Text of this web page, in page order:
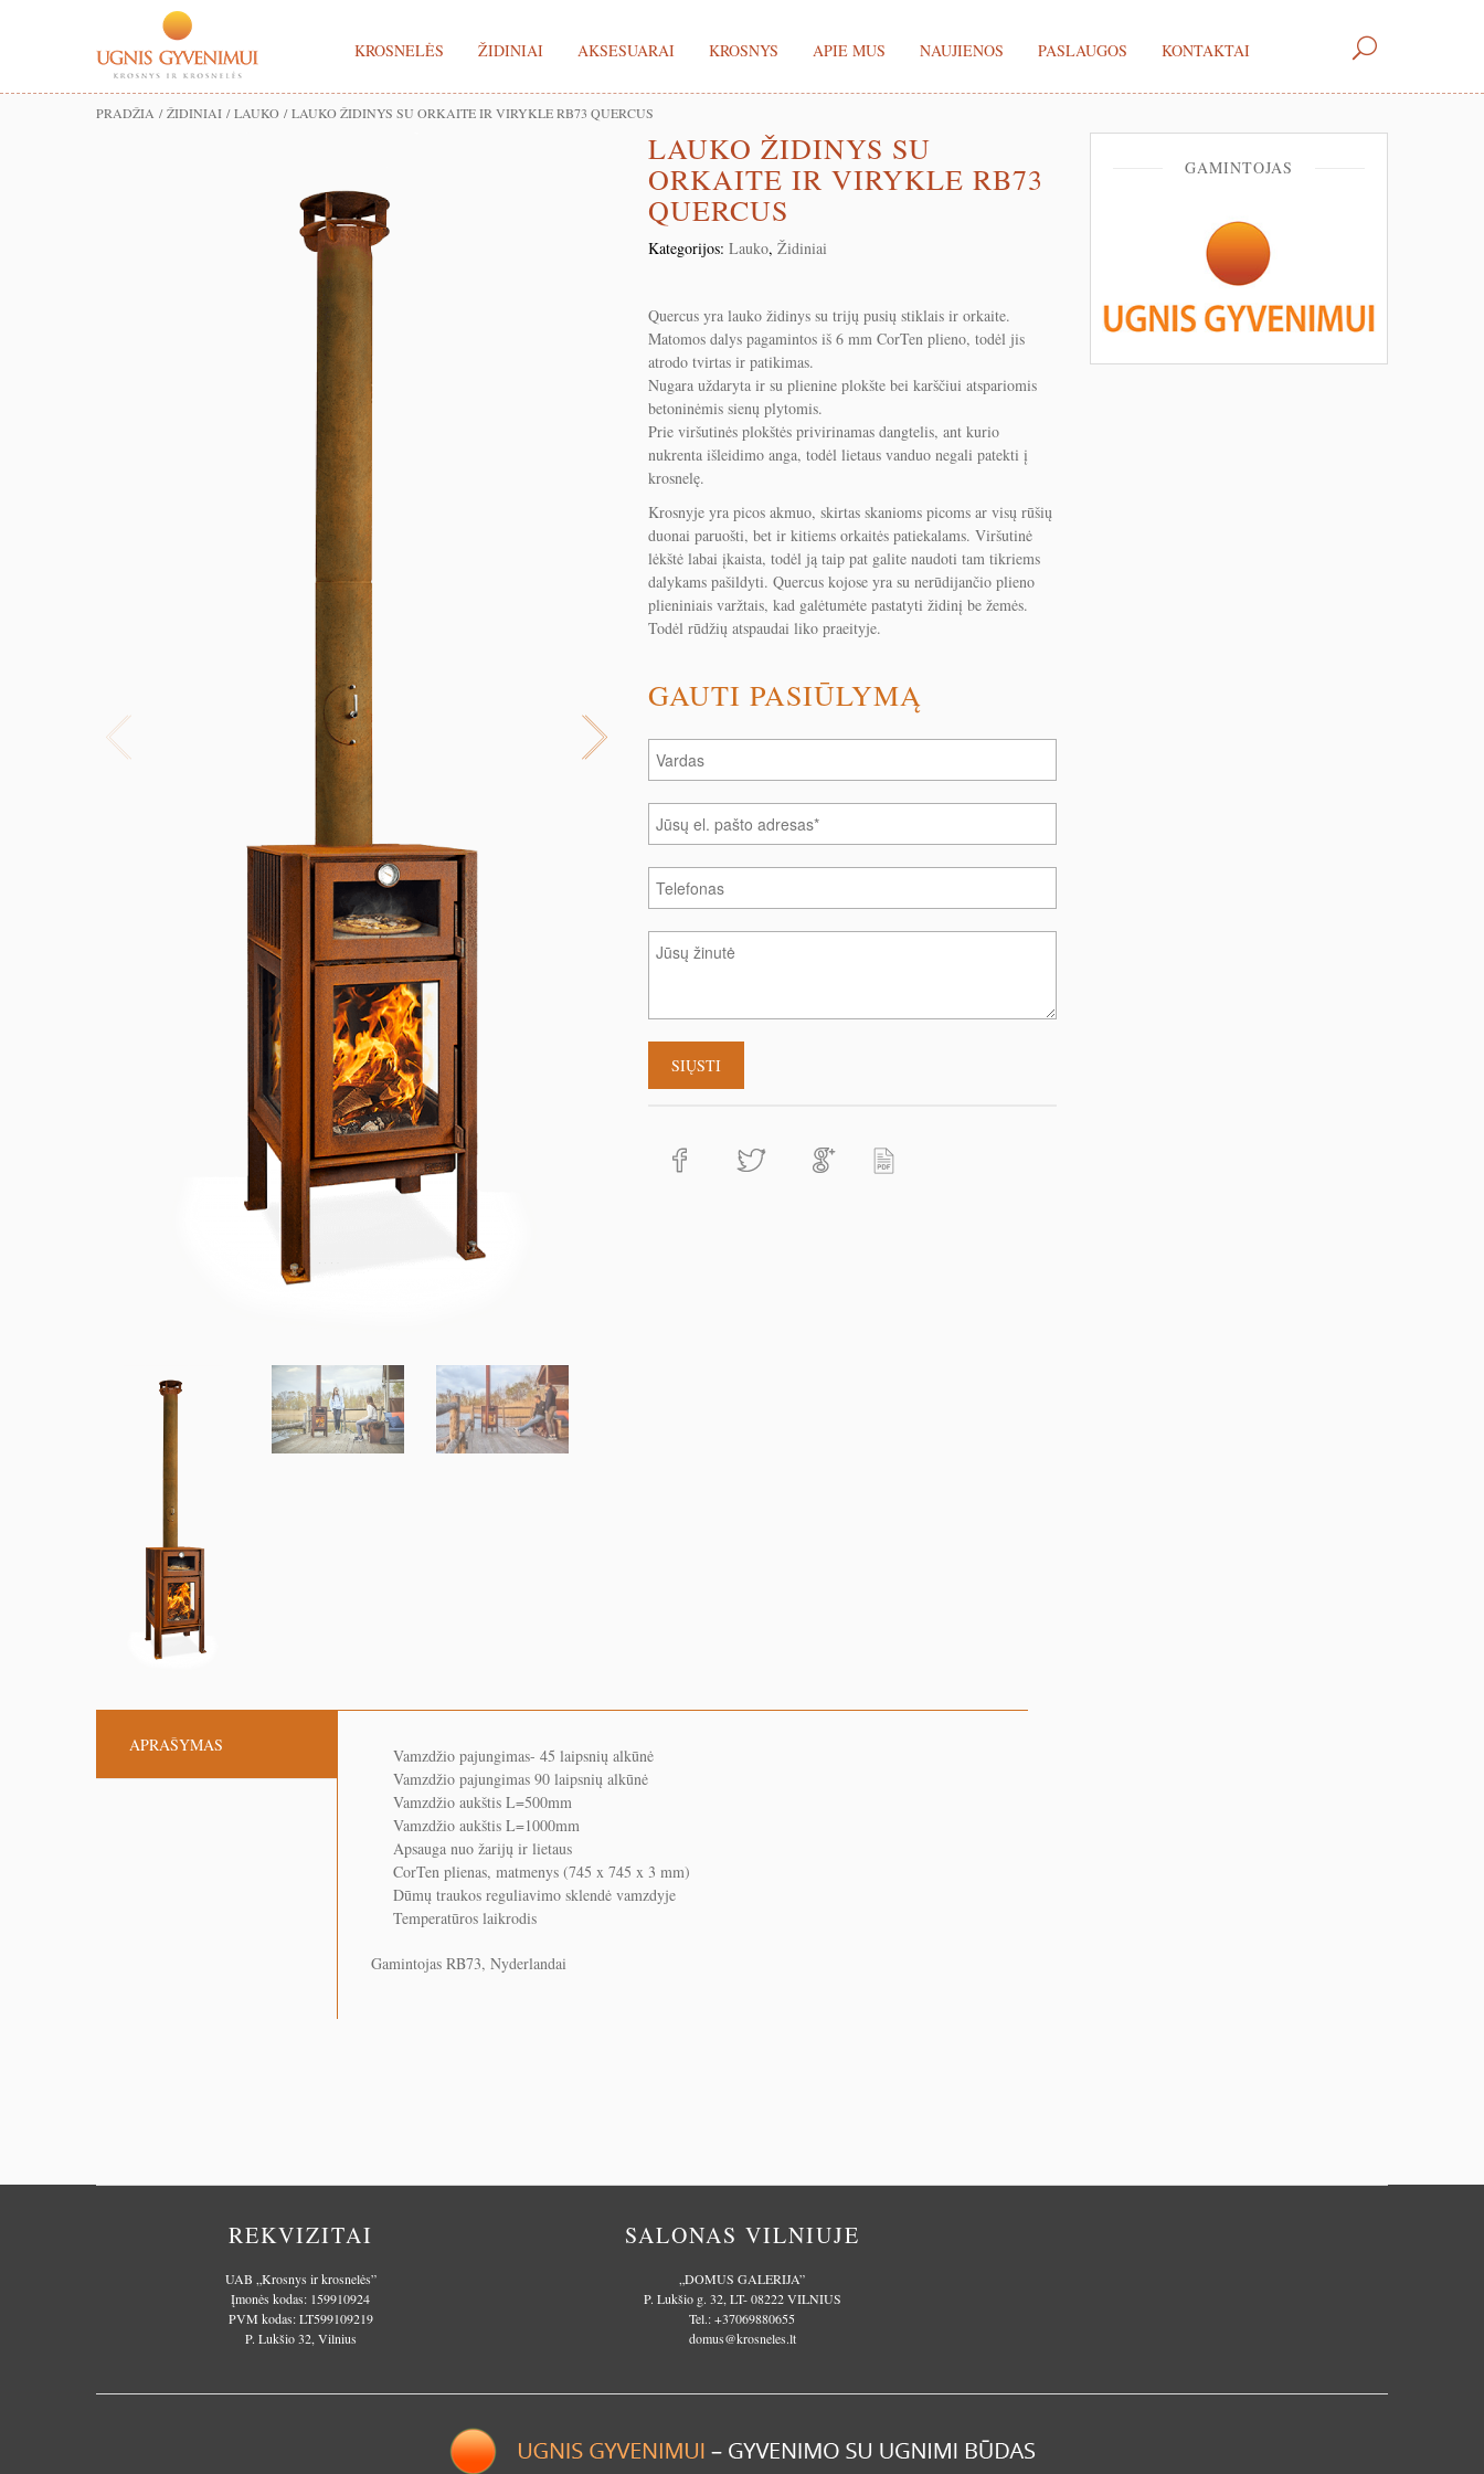
KROSNELĖS ŽIDINIAI AKSESUARAI KROSNYS APIE MUS NAUJIENOS PASLAUGOS KONTAKTAI
PRADŽIA /ŽIDINIAI /LAUKO / LAUKO ŽIDINYS SU ORKAITE IR VIRYKLE RB73 QUERCUS
LAUKO ŽIDINYS SU
ORKAITE IR VIRYKLE RB73
QUERCUS
Kategorijos: Lauko, Židiniai
Quercus yra lauko židinys su trijų pusių stiklais ir orkaite.
Matomos dalys pagamintos iš 6 mm CorTen plieno, todėl jis
atrodo tvirtas ir patikimas.
Nugara uždaryta ir su plienine plokšte bei karščiui atspariomis
betoninėmis sienų plytomis.
Prie viršutinės plokštės privirinamas dangtelis, ant kurio
nukrenta išleidimo anga, todėl lietaus vanduo negali patekti į
krosnelę.
Krosnyje yra picos akmuo, skirtas skanioms picoms ar visų rūšių
duonai paruošti, bet ir kitiems orkaitės patiekalams. Viršutinė
lėkštė labai įkaista, todėl ją taip pat galite naudoti tam tikriems
dalykams pašildyti. Quercus kojose yra su nerūdijančio plieno
plieniniais varžtais, kad galėtumėte pastatyti židinį be žemės.
Todėl rūdžių atspaudai liko praeityje.
GAUTI PASIŪLYMĄ
APRAŠYMAS
Vamzdžio pajungimas- 45 laipsnių alkūnė
Vamzdžio pajungimas 90 laipsnių alkūnė
Vamzdžio aukštis L=500mm
Vamzdžio aukštis L=1000mm
Apsauga nuo žarijų ir lietaus
CorTen plienas, matmenys (745 x 745 x 3 mm)
Dūmų traukos reguliavimo sklendė vamzdyje
Temperatūros laikrodis
Gamintojas RB73, Nyderlandai
GAMINTOJAS
REKVIZITAI
UAB „Krosnys ir krosnelės”
Įmonės kodas: 159910924
PVM kodas: LT599109219
P. Lukšio 32, Vilnius
SALONAS VILNIUJE
„DOMUS GALERIJA”
P. Lukšio g. 32, LT- 08222 VILNIUS
Tel.:+37069880655
domus@krosneles.lt